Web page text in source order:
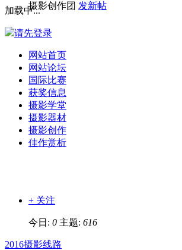
加载中...
请先登录
网站首页
网站论坛
国际比赛
获奖信息
摄影学堂
摄影器材
摄影创作
佳作赏析
摄影创作团 发新帖
+ 关注
今日: 0 主题: 616
2016摄影线路